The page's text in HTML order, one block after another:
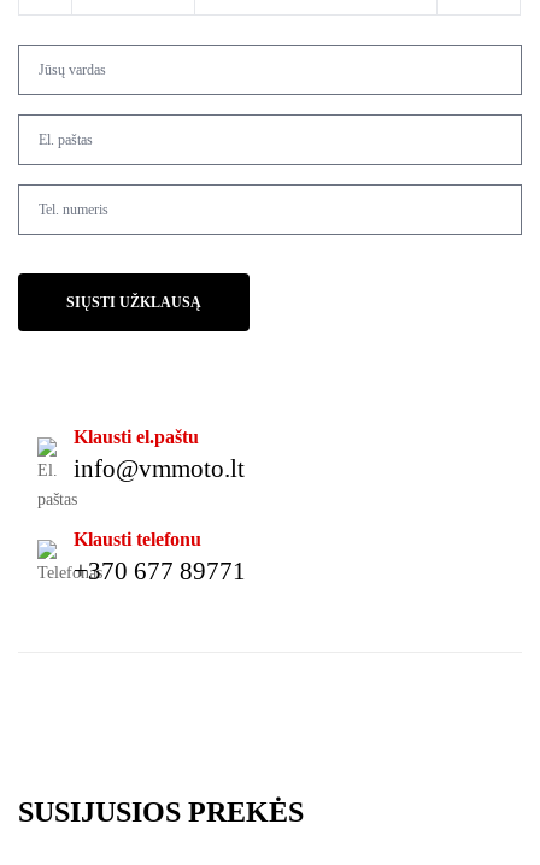
SIŲSTI UŽKLAUSĄ
Klausti el.paštu
info@vmmoto.lt
Klausti telefonu
+370 677 89771
SUSIJUSIOS PREKĖS